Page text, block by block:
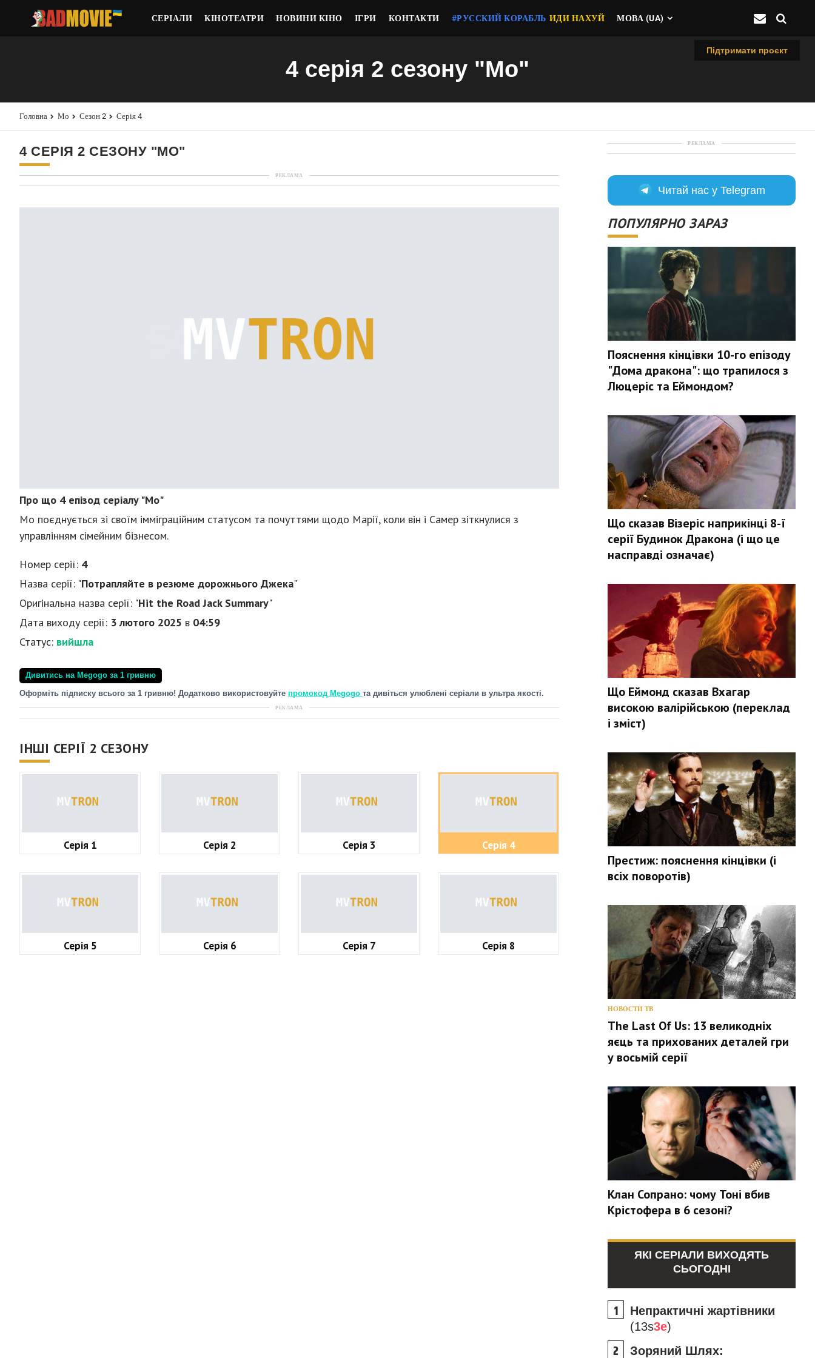
СЕРІАЛИ КІНОТЕАТРИ НОВИНИ КІНО ІГРИ КОНТАКТИ #РУССКИЙ КОРАБЛЬ ИДИ НАХУЙ МОВА (UA)
Підтримати проєкт
4 серія 2 сезону "Мо"
Головна Мо Сезон 2 Серія 4
4 СЕРІЯ 2 СЕЗОНУ "МО"
РЕКЛАМА
Про що 4 епізод серіалу "Мо"
Мо поєднується зі своїм імміграційним статусом та почуттями щодо Марії, коли він і Самер зіткнулися з
управлінням сімейним бізнесом.
Номер серії: 4
Назва серії: "Потрапляйте в резюме дорожнього Джека"
Оригінальна назва серії: "Hit the Road Jack Summary"
Дата виходу серії: 3 лютого 2025 в 04:59
Статус: вийшла
Дивитись на Megogo за 1 гривню
Оформіть підписку всього за 1 гривню! Додатково використовуйте промокод Megogo та дивіться улюблені серіали в ультра якості.
РЕКЛАМА
ІНШІ СЕРІЇ 2 СЕЗОНУ
Серія 1 Серія 2 Серія 3 Серія 4
Серія 5 Серія 6 Серія 7 Серія 8
РЕКЛАМА
Читай нас у Telegram
ПОПУЛЯРНО ЗАРАЗ
Пояснення кінцівки 10-го епізоду
"Дома дракона": що трапилося з
Люцеріс та Еймондом?
Що сказав Візеріс наприкінці 8-ї
серії Будинок Дракона (і що це
насправді означає)
Що Еймонд сказав Вхагар
високою валірійською (переклад
і зміст)
Престиж: пояснення кінцівки (і
всіх поворотів)
НОВОСТИ ТВ
The Last Of Us: 13 великодніх
яєць та прихованих деталей гри
у восьмій серії
Клан Сопрано: чому Тоні вбив
Крістофера в 6 сезоні?
ЯКІ СЕРІАЛИ ВИХОДЯТЬ
СЬОГОДНІ
Непрактичні жартівники
(13s3e)
Зоряний Шлях: